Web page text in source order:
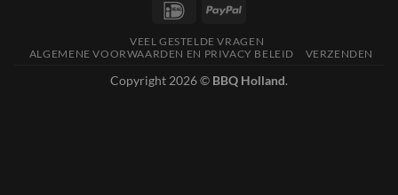
IDeal
VEEL GESTELDE VRAGEN
ALGEMENE VOORWAARDEN EN PRIVACY BELEID
VERZENDEN
Copyright 2026 © BBQ Holland.